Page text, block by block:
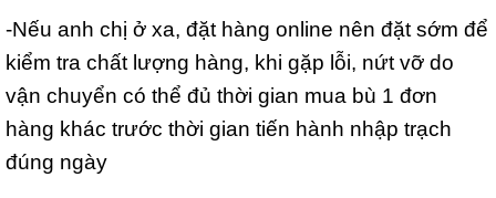
-Nếu anh chị ở xa, đặt hàng online nên đặt sớm để
kiểm tra chất lượng hàng, khi gặp lỗi, nứt vỡ do
vận chuyển có thể đủ thời gian mua bù 1 đơn
hàng khác trước thời gian tiến hành nhập trạch
đúng ngày